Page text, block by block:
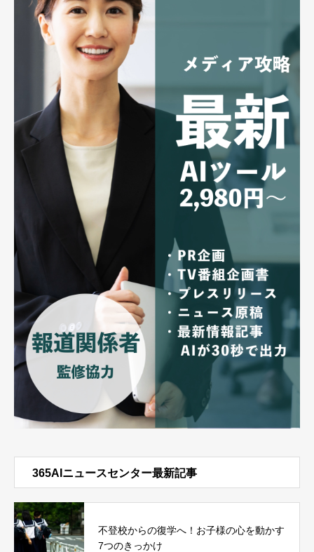
365AIニュースセンター最新記事
不登校からの復学へ！お子様の心を動かす
7つのきっかけ